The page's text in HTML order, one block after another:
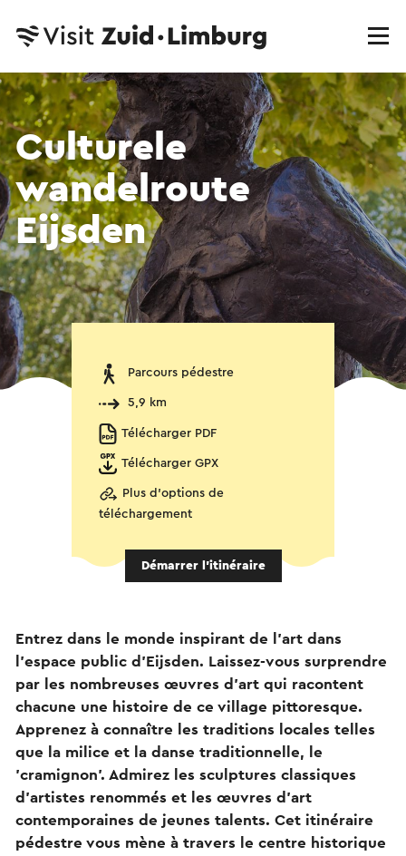
Culturele
wandelroute
Eijsden
Parcours pédestre
5,9 km
Télécharger PDF
Télécharger GPX
Plus d'options de
téléchargement
Démarrer l’itinéraire
Entrez dans le monde inspirant de l'art dans
l'espace public d'Eijsden. Laissez-vous surprendre
par les nombreuses œuvres d'art qui racontent
chacune une histoire de ce village pittoresque.
Apprenez à connaître les traditions locales telles
que la milice et la danse traditionnelle, le
'cramignon'. Admirez les sculptures classiques
d'artistes renommés et les œuvres d'art
contemporaines de jeunes talents. Cet itinéraire
pédestre vous mène à travers le centre historique